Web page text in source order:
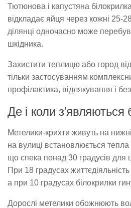
Тютюнова і капустяна
відкладає яйця через кожні 25-
ділянці одночасно може
шкідника.
Захистити теплицю або город
тільки застосуванням
профілактика, відлякування і
Де і коли з’являються
Метелики-крихти живуть на
на вулиці встановлюється тепла
що спека понад 30 градусів для
При 18 градусах
а при 10 градусах білокрилки
Дорослі метелики обожнюють